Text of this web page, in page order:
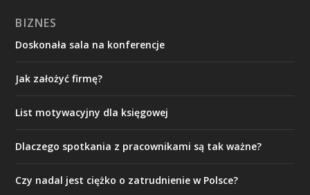
BIZNES
Doskonała sala na konferencje
Jak założyć firmę?
List motywacyjny dla księgowej
Dlaczego spotkania z pracownikami są tak ważne?
Czy nadal jest ciężko o zatrudnienie w Polsce?